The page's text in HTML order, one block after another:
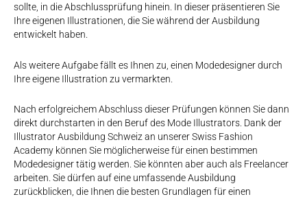
sollte, in die Abschlussprüfung hinein. In dieser präsentieren Sie
Ihre eigenen Illustrationen, die Sie während der Ausbildung
entwickelt haben.
Als weitere Aufgabe fällt es Ihnen zu, einen Modedesigner durch
Ihre eigene Illustration zu vermarkten.
Nach erfolgreichem Abschluss dieser Prüfungen können Sie dann
direkt durchstarten in den Beruf des Mode Illustrators. Dank der
Illustrator Ausbildung Schweiz an unserer Swiss Fashion
Academy können Sie möglicherweise für einen bestimmen
Modedesigner tätig werden. Sie könnten aber auch als Freelancer
arbeiten. Sie dürfen auf eine umfassende Ausbildung
zurückblicken, die Ihnen die besten Grundlagen für einen